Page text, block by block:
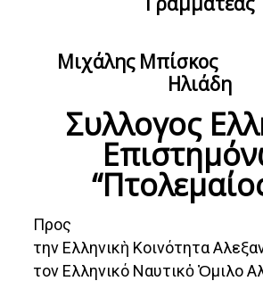
Μιχάλης
Ηλιάδη
Συλλογος
Προς
την Ελληνικὴ Κοινότητα
τον Ελληνικό Ναυτικὀ Ὀμιλο